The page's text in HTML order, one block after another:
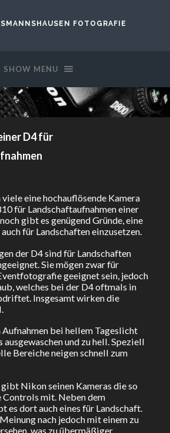
FOTOGRAFIE
SHOW MENU
D4 für
eine hochauflösende Kamera
für Landschaftaufnahmen einer
gibt es genügend Gründe, eine
für Landschaften einzusetzen.
der D4 sind für Landschaften
Sie mögen zwar für
geeignet sein, jedoch
welches bei der D4 oftmals in
Insgesamt wirken die
bei hellem Tageslicht
ausgewaschen und zu hell. Speziell
Bereiche neigen schnell zum
Nikon seinen Kameras die so
Controls mit. Neben dem
es dort auch eines für Landschaft.
nach jedoch mit einem zu
was zu übermäßiger